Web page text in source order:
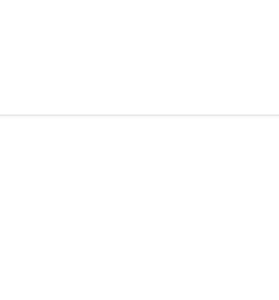
piede. Alla giunzione